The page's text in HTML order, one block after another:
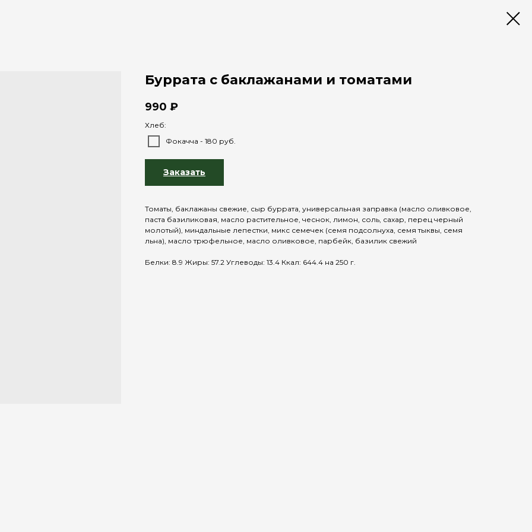
Буррата с баклажанами и томатами
990 ₽
Хлеб:
Фокачча - 180 руб.
Заказать
Томаты, баклажаны свежие, сыр буррата, универсальная заправка (масло оливковое,
паста базиликовая, масло растительное, чеснок, лимон, соль, сахар, перец черный
молотый), миндальные лепестки, микс семечек (семя подсолнуха, семя тыквы, семя
льна), масло трюфельное, масло оливковое, парбейк, базилик свежий
Белки: 8.9 Жиры: 57.2 Углеводы: 13.4 Ккал: 644.4 на 250 г.